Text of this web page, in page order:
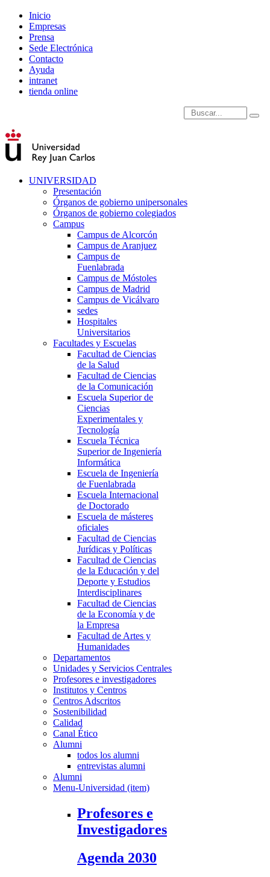
Inicio
Empresas
Prensa
Sede Electrónica
Contacto
Ayuda
intranet
tienda online
Introduce términos de
UNIVERSIDAD
Presentación
Órganos de gobierno unipersonales
Órganos de gobierno colegiados
Campus
Campus de Alcorcón
Campus de Aranjuez
Campus de
Fuenlabrada
Campus de Móstoles
Campus de Madrid
Campus de Vicálvaro
sedes
Hospitales
Universitarios
Facultades y Escuelas
Facultad de Ciencias
de la Salud
Facultad de Ciencias
de la Comunicación
Escuela Superior de
Ciencias
Experimentales y
Tecnología
Escuela Técnica
Superior de Ingeniería
Informática
Escuela de Ingeniería
de Fuenlabrada
Escuela Internacional
de Doctorado
Escuela de másteres
oficiales
Facultad de Ciencias
Jurídicas y Políticas
Facultad de Ciencias
de la Educación y del
Deporte y Estudios
Interdisciplinares
Facultad de Ciencias
de la Economía y de
la Empresa
Facultad de Artes y
Humanidades
Departamentos
Unidades y Servicios Centrales
Profesores e investigadores
Institutos y Centros
Centros Adscritos
Sostenibilidad
Calidad
Canal Ético
Alumni
todos los alumni
entrevistas alumni
Alumni
Menu-Universidad (item)
Profesores e
Investigadores
Agenda 2030